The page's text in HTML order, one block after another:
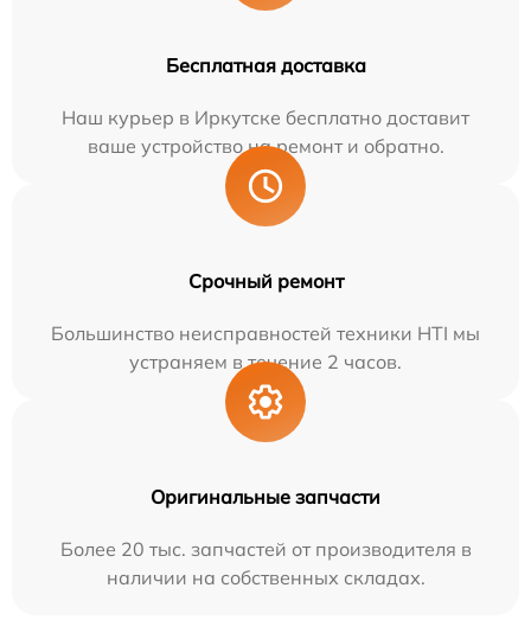
Бесплатная доставка
Наш курьер в Иркутске бесплатно доставит
ваше устройство на ремонт и обратно.
Срочный ремонт
Большинство неисправностей техники HTI мы
устраняем в течение 2 часов.
Оригинальные запчасти
Более 20 тыс. запчастей от производителя в
наличии на собственных складах.